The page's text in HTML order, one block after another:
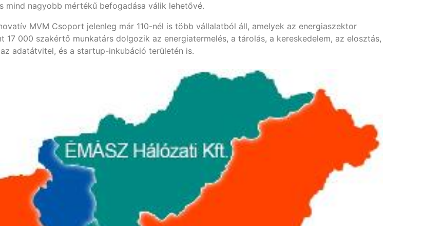
nagyobb mértékű befogadása válik lehetővé.
MVM Csoport jelenleg már 110-nél is több vállalatból áll, amelyek az energiaszektor
17 000 szakértő munkatárs dolgozik az energiatermelés, a tárolás, a kereskedelem, az elosztás,
adatátvitel, és a startup-inkubáció területén is.